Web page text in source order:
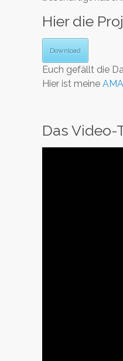
Hier die
Download
Euch gefällt die
Hier ist meine
Das Video-